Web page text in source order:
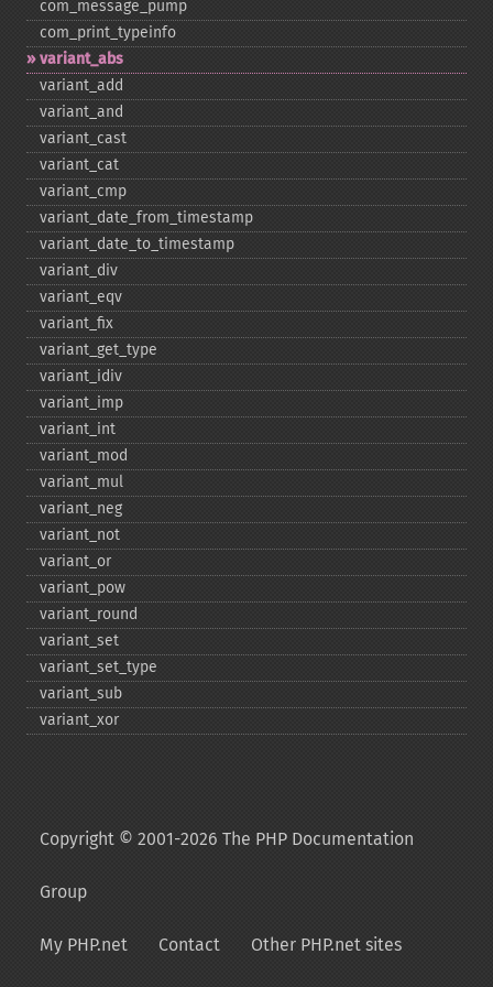
com_​message_​pump
com_​print_​typeinfo
variant_​abs
variant_​add
variant_​and
variant_​cast
variant_​cat
variant_​cmp
variant_​date_​from_​timestamp
variant_​date_​to_​timestamp
variant_​div
variant_​eqv
variant_​fix
variant_​get_​type
variant_​idiv
variant_​imp
variant_​int
variant_​mod
variant_​mul
variant_​neg
variant_​not
variant_​or
variant_​pow
variant_​round
variant_​set
variant_​set_​type
variant_​sub
variant_​xor
Copyright © 2001-2026 The PHP Documentation
Group
My PHP.net Contact Other PHP.net sites